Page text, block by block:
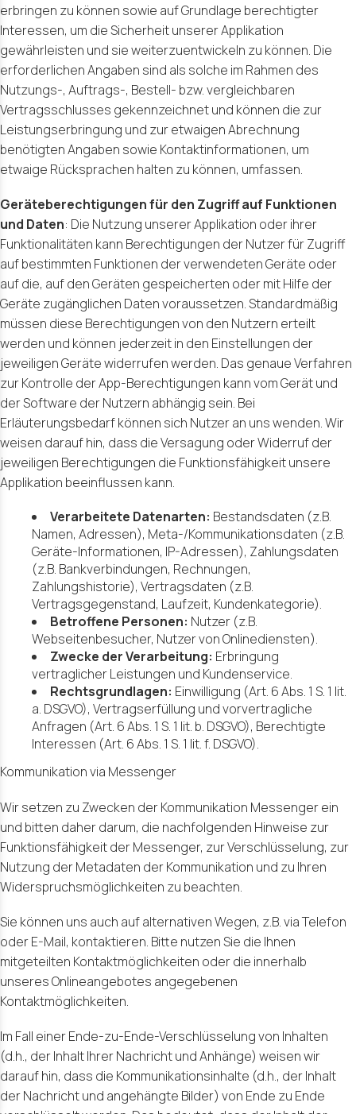
erbringen zu können sowie auf Grundlage berechtigter
Interessen, um die Sicherheit unserer Applikation
gewährleisten und sie weiterzuentwickeln zu können. Die
erforderlichen Angaben sind als solche im Rahmen des
Nutzungs-, Auftrags-, Bestell- bzw. vergleichbaren
Vertragsschlusses gekennzeichnet und können die zur
Leistungserbringung und zur etwaigen Abrechnung
benötigten Angaben sowie Kontaktinformationen, um
etwaige Rücksprachen halten zu können, umfassen.
Geräteberechtigungen für den Zugriff auf Funktionen
und Daten: Die Nutzung unserer Applikation oder ihrer
Funktionalitäten kann Berechtigungen der Nutzer für Zugriff
auf bestimmten Funktionen der verwendeten Geräte oder
auf die, auf den Geräten gespeicherten oder mit Hilfe der
Geräte zugänglichen Daten voraussetzen. Standardmäßig
müssen diese Berechtigungen von den Nutzern erteilt
werden und können jederzeit in den Einstellungen der
jeweiligen Geräte widerrufen werden. Das genaue Verfahren
zur Kontrolle der App-Berechtigungen kann vom Gerät und
der Software der Nutzern abhängig sein. Bei
Erläuterungsbedarf können sich Nutzer an uns wenden. Wir
weisen darauf hin, dass die Versagung oder Widerruf der
jeweiligen Berechtigungen die Funktionsfähigkeit unsere
Applikation beeinflussen kann.
Verarbeitete Datenarten: Bestandsdaten (z.B.
Namen, Adressen), Meta-/Kommunikationsdaten (z.B.
Geräte-Informationen, IP-Adressen), Zahlungsdaten
(z.B. Bankverbindungen, Rechnungen,
Zahlungshistorie), Vertragsdaten (z.B.
Vertragsgegenstand, Laufzeit, Kundenkategorie).
Betroffene Personen: Nutzer (z.B.
Webseitenbesucher, Nutzer von Onlinediensten).
Zwecke der Verarbeitung: Erbringung
vertraglicher Leistungen und Kundenservice.
Rechtsgrundlagen: Einwilligung (Art. 6 Abs. 1 S. 1 lit.
a. DSGVO), Vertragserfüllung und vorvertragliche
Anfragen (Art. 6 Abs. 1 S. 1 lit. b. DSGVO), Berechtigte
Interessen (Art. 6 Abs. 1 S. 1 lit. f. DSGVO).
Kommunikation via Messenger
Wir setzen zu Zwecken der Kommunikation Messenger ein
und bitten daher darum, die nachfolgenden Hinweise zur
Funktionsfähigkeit der Messenger, zur Verschlüsselung, zur
Nutzung der Metadaten der Kommunikation und zu Ihren
Widerspruchsmöglichkeiten zu beachten.
Sie können uns auch auf alternativen Wegen, z.B. via Telefon
oder E-Mail, kontaktieren. Bitte nutzen Sie die Ihnen
mitgeteilten Kontaktmöglichkeiten oder die innerhalb
unseres Onlineangebotes angegebenen
Kontaktmöglichkeiten.
Im Fall einer Ende-zu-Ende-Verschlüsselung von Inhalten
(d.h., der Inhalt Ihrer Nachricht und Anhänge) weisen wir
darauf hin, dass die Kommunikationsinhalte (d.h., der Inhalt
der Nachricht und angehängte Bilder) von Ende zu Ende